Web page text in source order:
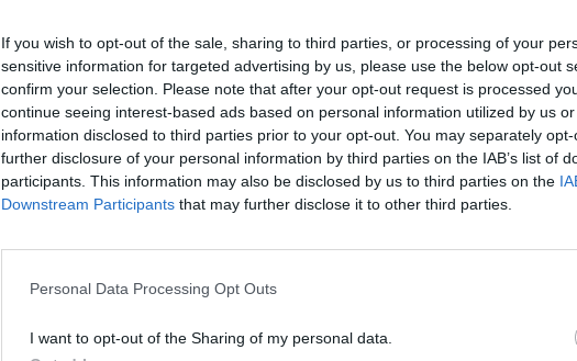
If you wish to opt-out of the sale, sharing to third parties, or processing of your
sensitive information for targeted advertising by us, please use the below opt-out
confirm your selection. Please note that after your opt-out request is processed
continue seeing interest-based ads based on personal information utilized by us
information disclosed to third parties prior to your opt-out. You may separately
further disclosure of your personal information by third parties on the IAB’s list of
participants. This information may also be disclosed by us to third parties on the
Downstream Participants that may further disclose it to other third parties.
Personal Data Processing Opt Outs
I want to opt-out of the Sharing of my personal data.